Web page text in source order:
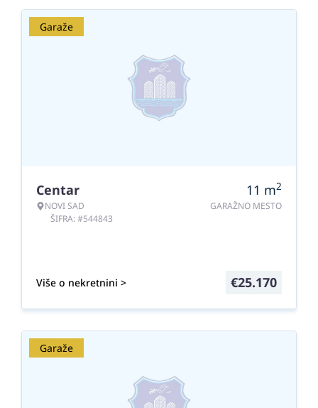
Garaže
Centar
NOVI SAD
ŠIFRA: #544843
11 m2
GARAŽNO MESTO
Više o nekretnini > €25.170
Garaže